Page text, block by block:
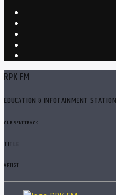
RPK FM
EDUCATION & INFOTAINMENT STATION
CURRENT TRACK
TITLE
ARTIST